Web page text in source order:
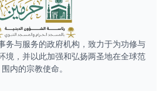
务与服务的政府机构，致力于为功修与
境，并以此加强和弘扬两圣地在全球范
围内的宗教使命。